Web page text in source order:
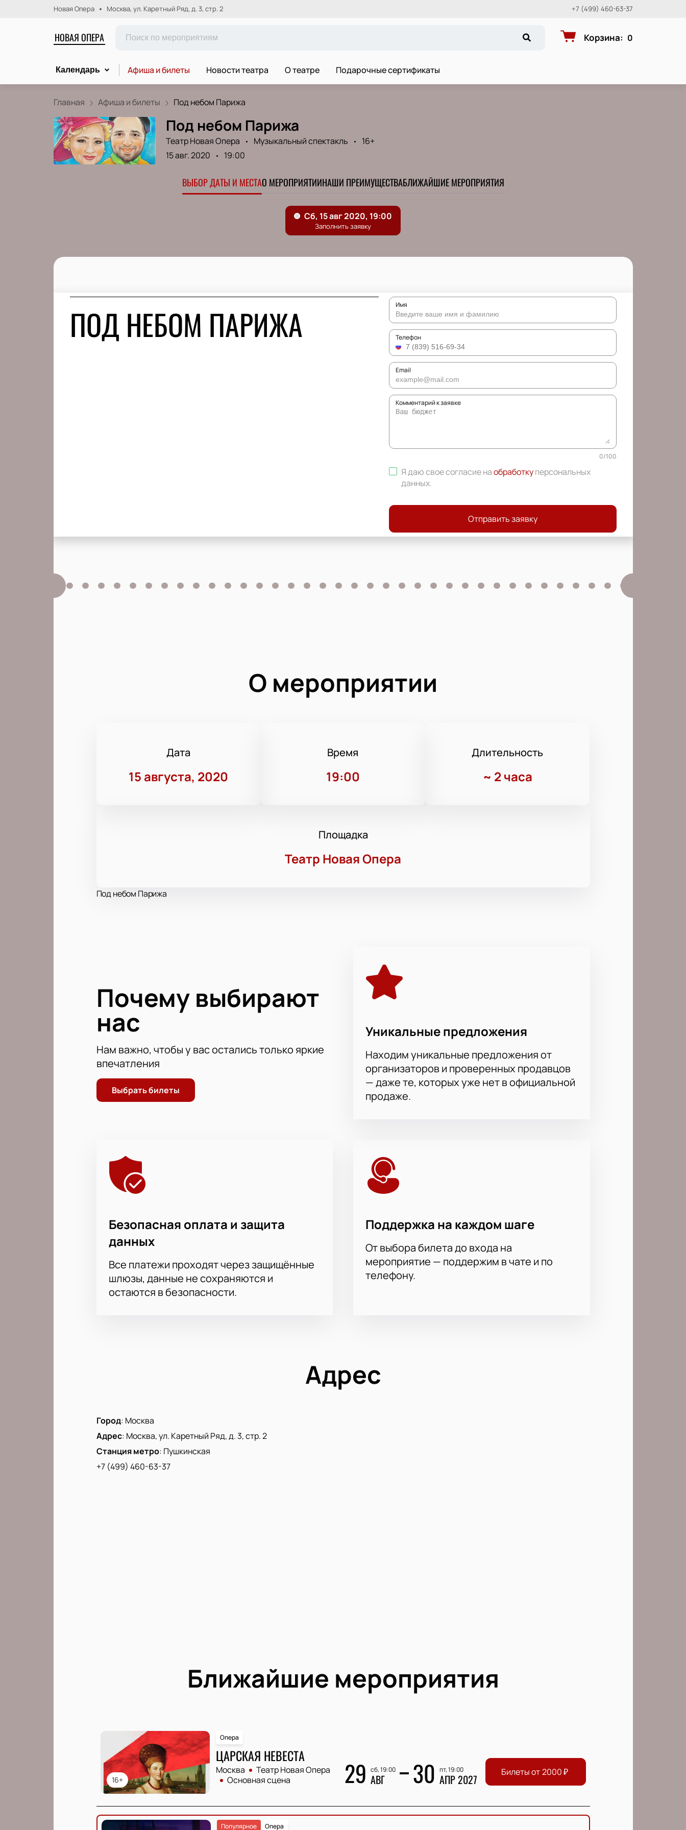
Новая Опера Москва, ул. Каретный Ряд, д. 3, стр. 2 +7 (499) 460-63-37
НОВАЯ ОПЕРА Корзина: 0
Календарь Афиша и билеты Новости театра О театре Подарочные сертификаты
Главная Афиша и билеты Под небом Парижа
Под небом Парижа
Театр Новая Опера Музыкальный спектакль
16+
15 авг. 2020
19:00
ВЫБОР ДАТЫ И МЕСТАО МЕРОПРИЯТИИНАШИ ПРЕИМУЩЕСТВАБЛИЖАЙШИЕ МЕРОПРИЯТИЯ
ПОД НЕБОМ ПАРИЖА Имя
Телефон
Email
Комментарий к заявке
0/100
Я даю свое согласие наобработку персональных
данных.
Отправить заявку
О мероприятии
Дата
15 августа, 2020
Время
19:00
Длительность
~ 2 часа
Площадка
Театр Новая Опера
Под небом Парижа
Почему выбирают
нас
Нам важно, чтобы у вас остались только яркие
впечатления
Выбрать билеты
Уникальные предложения
Находим уникальные предложения от
организаторов и проверенных продавцов
— даже те, которых уже нет в официальной
продаже.
Безопасная оплата и защита
данных
Все платежи проходят через защищённые
шлюзы, данные не сохраняются и
остаются в безопасности.
Поддержка на каждом шаге
От выбора билета до входа на
мероприятие — поддержим в чате и по
телефону.
Адрес
Город: Москва
Адрес: Москва, ул. Каретный Ряд, д. 3, стр. 2
Станция метро: Пушкинская
+7 (499) 460-63-37
Ближайшие мероприятия
16+
Опера
ЦАРСКАЯ НЕВЕСТА
Москва
Театр Новая Опера
Основная сцена
29 сб, 19:00
АВГ 30 пт, 19:00
АПР 2027 Билеты от 2000₽
Опера
Популярное